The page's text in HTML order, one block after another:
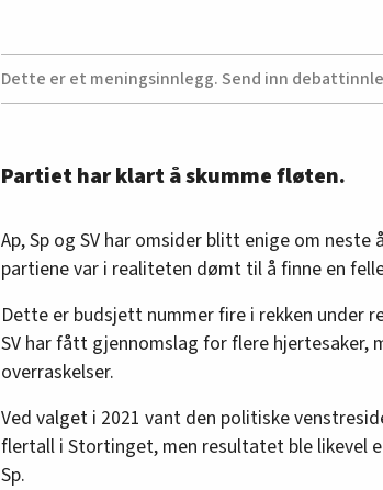
Dette er et meningsinnlegg. Send inn
Partiet har klart å skumme fløten.
Ap, Sp og SV har omsider blitt enige om
partiene var i realiteten dømt til å finne en
Dette er budsjett nummer fire i rekken under
SV har fått gjennomslag for flere hjertesaker,
overraskelser.
Ved valget i 2021 vant den politiske
flertall i Stortinget, men resultatet ble likevel
Sp.